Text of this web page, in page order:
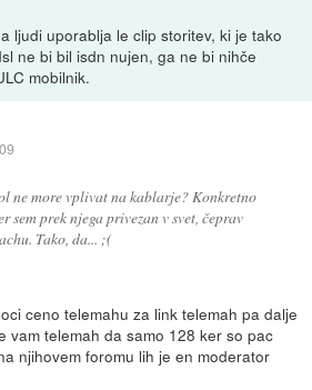
ljudi uporablja le clip storitev, ki je tako
ne bi bil isdn nujen, ga ne bi nihče
mobilnik.
ne more vplivat na kablarje? Konkretno
sem prek njega privezan v svet, čeprav
Tako, da... ;(
ceno telemahu za link telemah pa dalje
vam telemah da samo 128 ker so pac
njihovem foromu lih je en moderator